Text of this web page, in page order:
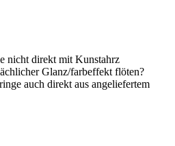
nicht direkt mit Kunstahrz
Glanz/farbeffekt flöten?
auch direkt aus angeliefertem